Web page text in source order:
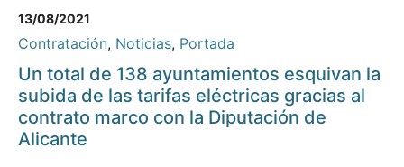
13/08/2021
Contratación, Noticias, Portada
Un total de 138 ayuntamientos esquivan la
subida de las tarifas eléctricas gracias al
contrato marco con la Diputación de
Alicante